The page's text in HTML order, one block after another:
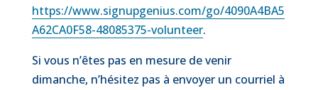
https://www.signupgenius.com/go/4090A4BA5
A62CA0F58-48085375-volunteer.
Si vous n’êtes pas en mesure de venir
dimanche, n’hésitez pas à envoyer un courriel à